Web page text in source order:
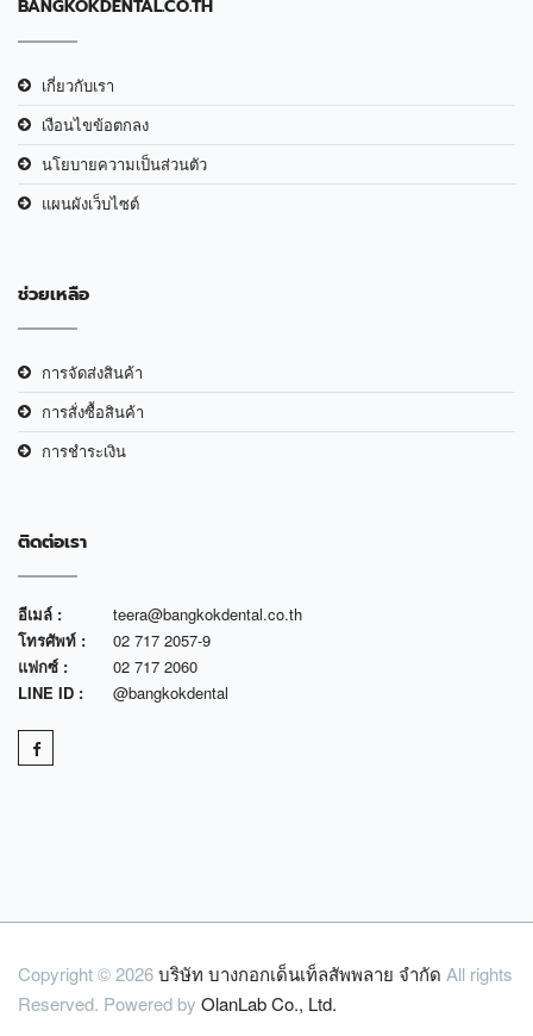
BANGKOKDENTAL.CO.TH
เกี่ยวกับเรา
เงือนไขข้อตกลง
นโยบายความเป็นส่วนตัว
แผนผังเว็บไซต์
ช่วยเหลือ
การจัดส่งสินค้า
การสั่งซื้อสินค้า
การชำระเงิน
ติดต่อเรา
อีเมล์ :
teera@bangkokdental.co.th
โทรศัพท์ :
02 717 2057-9
แฟกซ์ :
02 717 2060
LINE ID :
@bangkokdental
Copyright © 2026บริษัท บางกอกเด็นเท็ลสัพพลาย จำกัด All rights
Reserved. Powered by OlanLab Co., Ltd.